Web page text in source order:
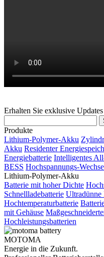
Erhalten Sie exklusive
Produkte
Lithium-Polymer-Akku
Akku Residenter
Energiebatterie Intelligentes
BESS Hochspannungs-
Lithium-Polymer-Akku
Batterie mit hoher Dichte
Schnellladebatterie Ultradünne
Hochtemperaturbatterie
mit Gehäuse
Hochleistungsbatterien
MOTOMA
Energie in die Zukunft.